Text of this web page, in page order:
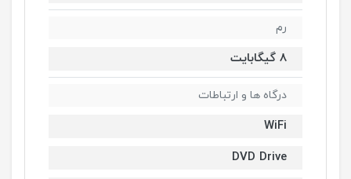
رم
8 گیگابایت
درگاه ها و ارتباطات
WiFi
DVD Drive